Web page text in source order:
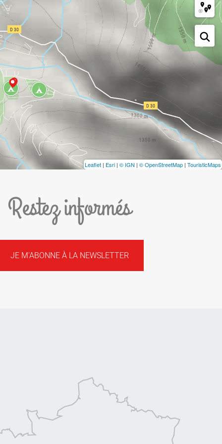
Leaflet | Esri | © IGN | © OpenStreetMap | TouristicMaps
Restez informés
JE M'ABONNE À LA NEWSLETTER